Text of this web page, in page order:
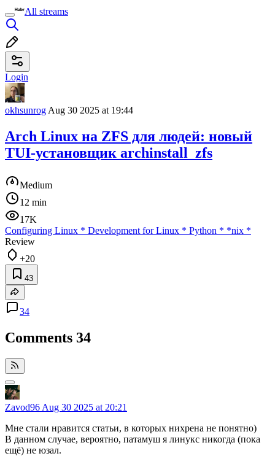
All streams
Login
okhsunrog Aug 30 2025 at 19:44
Arch Linux на ZFS для людей: новый
TUI-установщик archinstall_zfs
Medium
12 min
17K
Configuring Linux * Development for Linux * Python * *nix *
Review
+20
43
34
Comments 34
Zavod96 Aug 30 2025 at 20:21
Мне стали нравится статьи, в которых нихрена не понятно)
В данном случае, вероятно, патамуш я линукс никогда (пока
ещё) не юзал.